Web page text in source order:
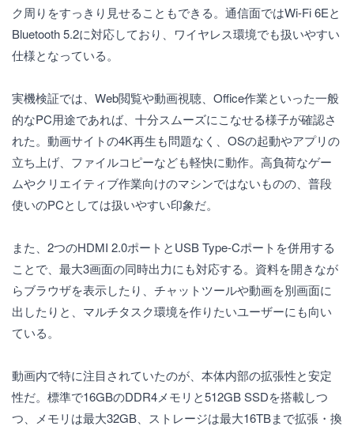
ク周りをすっきり見せることもできる。通信面ではWi-Fi 6Eと
Bluetooth 5.2に対応しており、ワイヤレス環境でも扱いやすい
仕様となっている。
実機検証では、Web閲覧や動画視聴、Office作業といった一般
的なPC用途であれば、十分スムーズにこなせる様子が確認さ
れた。動画サイトの4K再生も問題なく、OSの起動やアプリの
立ち上げ、ファイルコピーなども軽快に動作。高負荷なゲー
ムやクリエイティブ作業向けのマシンではないものの、普段
使いのPCとしては扱いやすい印象だ。
また、2つのHDMI 2.0ポートとUSB Type-Cポートを併用する
ことで、最大3画面の同時出力にも対応する。資料を開きなが
らブラウザを表示したり、チャットツールや動画を別画面に
出したりと、マルチタスク環境を作りたいユーザーにも向い
ている。
動画内で特に注目されていたのが、本体内部の拡張性と安定
性だ。標準で16GBのDDR4メモリと512GB SSDを搭載しつ
つ、メモリは最大32GB、ストレージは最大16TBまで拡張・換